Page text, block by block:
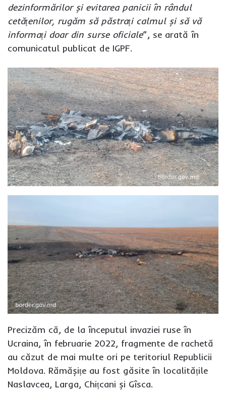
dezinformărilor și evitarea panicii în rândul
cetățenilor, rugăm să păstrați calmul și să vă
informați doar din surse oficiale”, se arată în
comunicatul publicat de IGPF.
Precizăm că, de la începutul invaziei ruse în
Ucraina, în februarie 2022, fragmente de rachetă
au căzut de mai multe ori pe teritoriul Republicii
Moldova. Rămășițe au fost găsite în localitățile
Naslavcea, Larga, Chițcani și Gîsca.